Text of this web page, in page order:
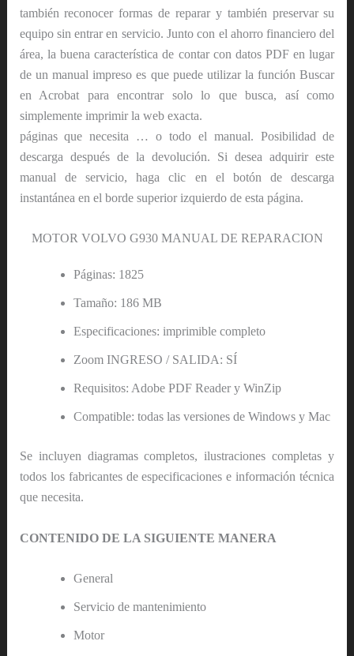
también reconocer formas de reparar y también preservar su
equipo sin entrar en servicio. Junto con el ahorro financiero del
área, la buena característica de contar con datos PDF en lugar
de un manual impreso es que puede utilizar la función Buscar
en Acrobat para encontrar solo lo que busca, así como
simplemente imprimir la web exacta.
páginas que necesita … o todo el manual. Posibilidad de
descarga después de la devolución. Si desea adquirir este
manual de servicio, haga clic en el botón de descarga
instantánea en el borde superior izquierdo de esta página.
MOTOR VOLVO G930 MANUAL DE REPARACION
Páginas: 1825
Tamaño: 186 MB
Especificaciones: imprimible completo
Zoom INGRESO / SALIDA: SÍ
Requisitos: Adobe PDF Reader y WinZip
Compatible: todas las versiones de Windows y Mac
Se incluyen diagramas completos, ilustraciones completas y
todos los fabricantes de especificaciones e información técnica
que necesita.
CONTENIDO DE LA SIGUIENTE MANERA
General
Servicio de mantenimiento
Motor